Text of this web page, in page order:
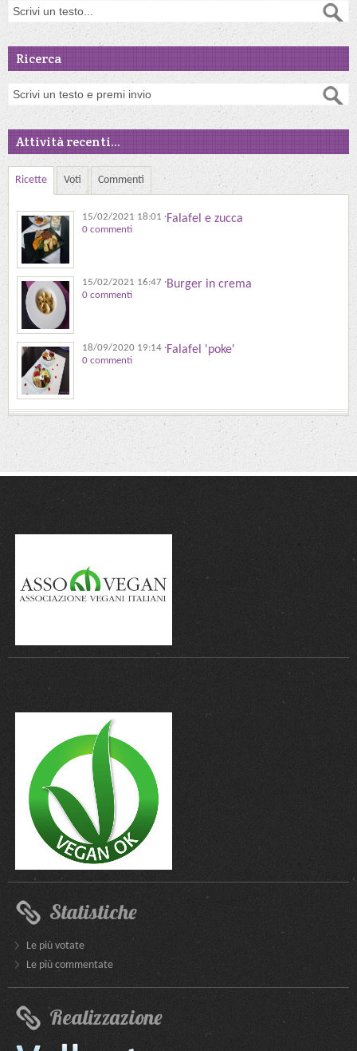
Ricerca
Attività recenti...
Ricette Voti Commenti
Falafel e zucca
15/02/2021 18:01 ·
0 commenti
Burger in crema
15/02/2021 16:47 ·
0 commenti
Falafel 'poke'
18/09/2020 19:14 ·
0 commenti
Statistiche
Le più votate
Le più commentate
Realizzazione